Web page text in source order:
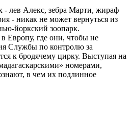
- лев Алекс, зебра Марти, жираф
- никак не может вернуться из
йоркский зоопарк.
Европу, где они, чтобы не
Службы по контролю за
к бродячему цирку. Выступая на
номерами,
в чем их подлинное